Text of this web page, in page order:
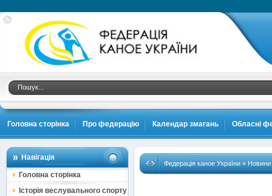
Головна сторінка Про федерацію Календар змагань Обласні
Навігація
Головна сторінка
Історія веслувального спорту
Федерація каное України » Новини